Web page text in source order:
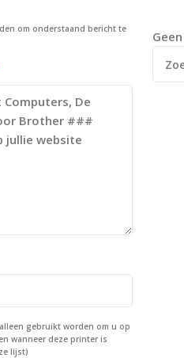
om onderstaand bericht te
gebruikt worden om u op
wanneer deze printer is
lijst)